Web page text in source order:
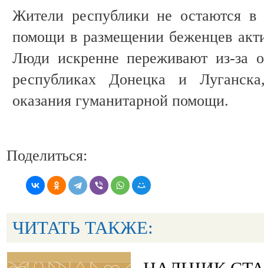
Жители республики не остаются
помощи в размещении беженцев
Люди искренне переживают из-за
республиках Донецка и
оказания гуманитарной помощи.
Поделиться:
ЧИТАТЬ ТАКЖЕ: